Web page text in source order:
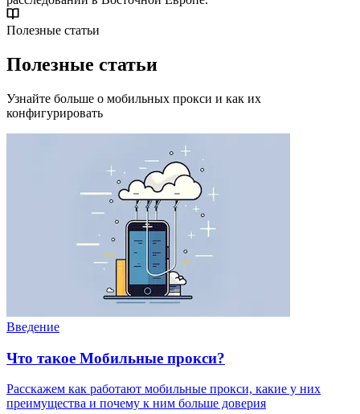
Полезные статьи
Полезные статьи
Узнайте больше о мобильных прокси и как их
конфигурировать
Введение
Что такое Мобильные прокси?
Расскажем как работают мобильные прокси, какие у них
преимущества и почему к ним больше доверия